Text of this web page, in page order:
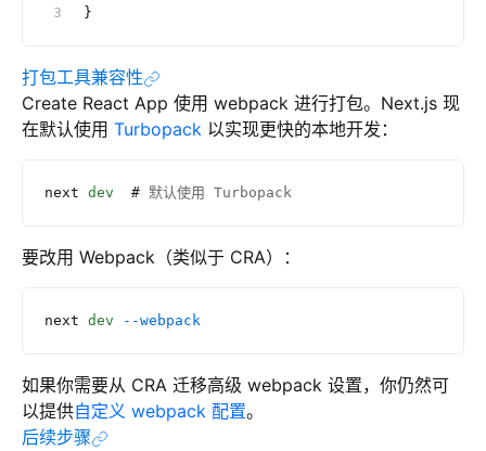
}
打包工具兼容性
Create React App 使用 webpack 进行打包。Next.js 现
在默认使用 Turbopack 以实现更快的本地开发：
next dev
  #
默认使用 Turbopack
要改用 Webpack（类似于 CRA）：
next dev --webpack
如果你需要从 CRA 迁移高级 webpack 设置，你仍然可
以提供自定义 webpack 配置。
后续步骤